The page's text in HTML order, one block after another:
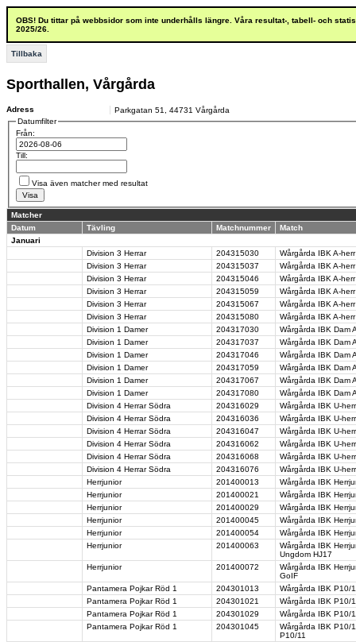
OBS! Du tittar på webbsidor som inte underhålls längre. Våra resultat-, tabell- och
2025/26.
Tillbaka
Sporthallen, Vårgårda
Adress Parkgatan 51 44731 Vårgårda
Datumfilter
Från:
Till:
Visa även matcher med resultat
Matcher
Datum
Tävling Matchnummer
Match
Januari
Division 3 Herrar
204315030
Wårgårda IBK A-
Division 3 Herrar
204315037
Wårgårda IBK A-
Division 3 Herrar
204315046
Wårgårda IBK A-
Division 3 Herrar
204315059
Wårgårda IBK A-
Division 3 Herrar
204315067
Wårgårda IBK A-
Division 3 Herrar
204315080
Wårgårda IBK A-
Division 1 Damer
204317030
Wårgårda IBK Dam
Division 1 Damer
204317037
Wårgårda IBK Dam
Division 1 Damer
204317046
Wårgårda IBK Dam
Division 1 Damer
204317059
Wårgårda IBK Dam
Division 1 Damer
204317067
Wårgårda IBK Dam
Division 1 Damer
204317080
Wårgårda IBK Dam
Division 4 Herrar Södra
204316029
Wårgårda IBK U-
Division 4 Herrar Södra
204316036
Wårgårda IBK U-
Division 4 Herrar Södra
204316047
Wårgårda IBK U-
Division 4 Herrar Södra
204316062
Wårgårda IBK U-
Division 4 Herrar Södra
204316068
Wårgårda IBK U-
Division 4 Herrar Södra
204316076
Wårgårda IBK U-
Herrjunior
201400013
Wårgårda IBK
Herrjunior
201400021
Wårgårda IBK
Herrjunior
201400029
Wårgårda IBK
Herrjunior
201400045
Wårgårda IBK
Herrjunior
201400054
Wårgårda IBK
Herrjunior
201400063
Wårgårda IBK
Ungdom HJ17
Herrjunior
201400072
Wårgårda IBK
GoIF
Pantamera Pojkar Röd 1
204301013
Wårgårda IBK P10/
Pantamera Pojkar Röd 1
204301021
Wårgårda IBK P10/
Pantamera Pojkar Röd 1
204301029
Wårgårda IBK P10/
Pantamera Pojkar Röd 1
204301045
Wårgårda IBK P10/
P10/11